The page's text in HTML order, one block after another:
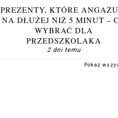
PREZENTY, KTÓRE
NA DŁUŻEJ NIŻ 5 MINUT –
WYBRAĆ DLA
PRZEDSZKOLAKA
2 dni temu
Pokaż